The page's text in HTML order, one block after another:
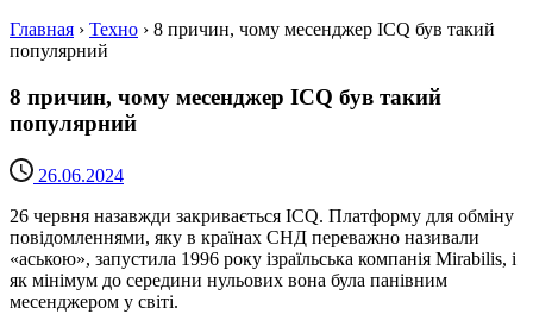
Главная › Техно › 8 причин, чому месенджер ICQ був такий
популярний
8 причин, чому месенджер ICQ був такий
популярний
26.06.2024
26 червня назавжди закривається ICQ. Платформу для обміну
повідомленнями, яку в країнах СНД переважно називали
«аською», запустила 1996 року ізраїльська компанія Mirabilis, і
як мінімум до середини нульових вона була панівним
месенджером у світі.